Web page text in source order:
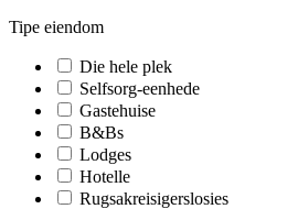
Tipe eiendom
Die hele plek
Selfsorg-eenhede
Gastehuise
B&Bs
Lodges
Hotelle
Rugsakreisigerslosies